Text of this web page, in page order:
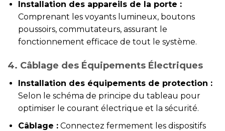
Installation des appareils de la porte :
Comprenant les voyants lumineux, boutons
poussoirs, commutateurs, assurant le
fonctionnement efficace de tout le système.
4. Câblage des Équipements Électriques
Installation des équipements de protection :
Selon le schéma de principe du tableau pour
optimiser le courant électrique et la sécurité.
Câblage :Connectez fermement les dispositifs